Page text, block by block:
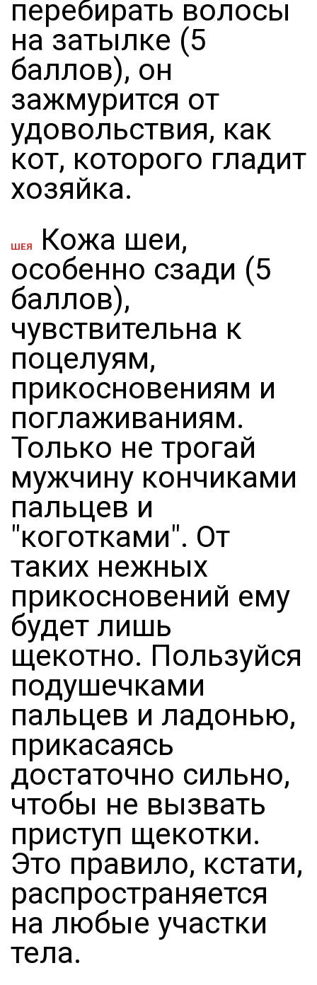
перебирать волосы
на затылке (5
баллов), он
зажмурится от
удовольствия, как
кот, которого гладит
хозяйка.
ШЕЯ
Кожа шеи,
особенно сзади (5
баллов),
чувствительна к
поцелуям,
прикосновениям и
поглаживаниям.
Только не трогай
мужчину кончиками
пальцев и
"коготками". От
таких нежных
прикосновений ему
будет лишь
щекотно. Пользуйся
подушечками
пальцев и ладонью,
прикасаясь
достаточно сильно,
чтобы не вызвать
приступ щекотки.
Это правило, кстати,
распространяется
на любые участки
тела.